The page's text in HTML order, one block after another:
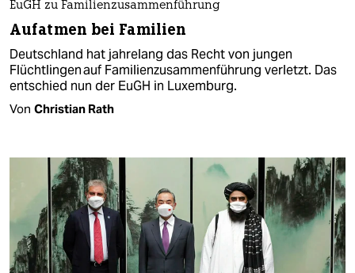
EuGH zu Familienzusammenführung
Aufatmen bei Familien
Deutschland hat jahrelang das Recht von jungen
Flüchtlingen auf Familienzusammenführung verletzt. Das
entschied nun der EuGH in Luxemburg.
Von Christian Rath